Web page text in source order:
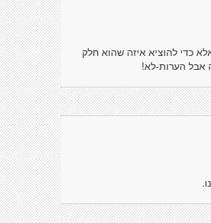
כדי להוציא איזה שהוא חלק
אבל הערות-לא!